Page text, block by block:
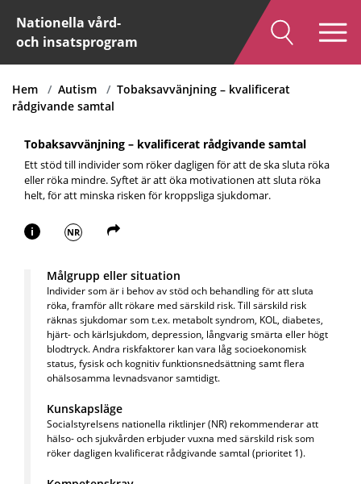
Nationella vård-
och insatsprogram
Hem Autism
Tobaksavvänjning – kvalificerat
rådgivande samtal
Tobaksavvänjning – kvalificerat rådgivande samtal
Ett stöd till individer som röker dagligen för att de ska sluta röka
eller röka mindre. Syftet är att öka motivationen att sluta röka
helt, för att minska risken för kroppsliga sjukdomar.
i NR
Målgrupp eller situation
Individer som är i behov av stöd och behandling för att sluta
röka, framför allt rökare med särskild risk. Till särskild risk
räknas sjukdomar som t.ex. metabolt syndrom, KOL, diabetes,
hjärt- och kärlsjukdom, depression, långvarig smärta eller högt
blodtryck. Andra riskfaktorer kan vara låg socioekonomisk
status, fysisk och kognitiv funktionsnedsättning samt flera
ohälsosamma levnadsvanor samtidigt.
Kunskapsläge
Socialstyrelsens nationella riktlinjer (NR) rekommenderar att
hälso- och sjukvården erbjuder vuxna med särskild risk som
röker dagligen kvalificerat rådgivande samtal (prioritet 1).